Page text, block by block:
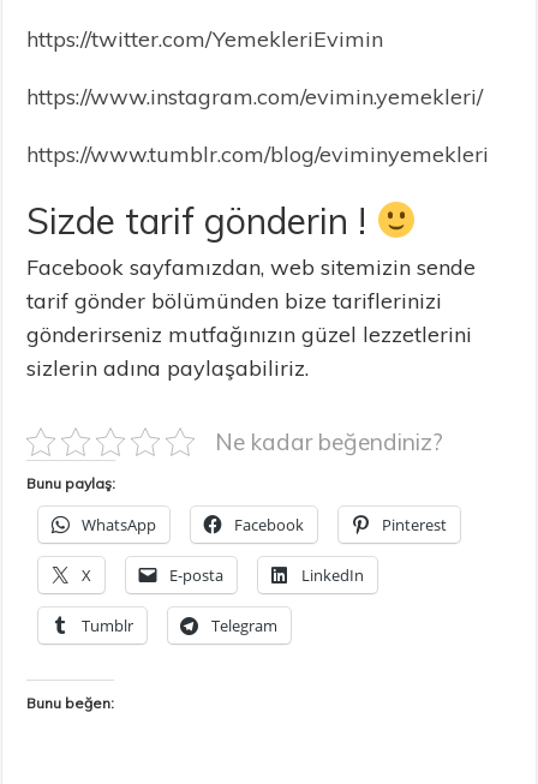
https://twitter.com/YemekleriEvimin
https://www.instagram.com/evimin.yemekleri/
https://www.tumblr.com/blog/eviminyemekleri
Sizde tarif gönderin !
Facebook sayfamızdan, web sitemizin sende
tarif gönder bölümünden bize tariflerinizi
gönderirseniz mutfağınızın güzel lezzetlerini
sizlerin adına paylaşabiliriz.
Ne kadar beğendiniz?
Bunu paylaş:
WhatsApp Facebook Pinterest
X E-posta LinkedIn
Tumblr Telegram
Bunu beğen: